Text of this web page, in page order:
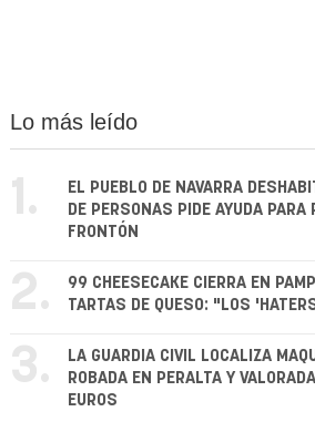
Lo más leído
1.
EL PUEBLO DE NAVARRA
DE PERSONAS PIDE AYUDA PARA
FRONTÓN
2.
99 CHEESECAKE CIERRA EN
TARTAS DE QUESO: "LOS
3.
LA GUARDIA CIVIL LOCALIZA
ROBADA EN PERALTA Y
EUROS